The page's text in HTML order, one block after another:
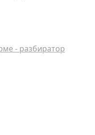
- разбиратор